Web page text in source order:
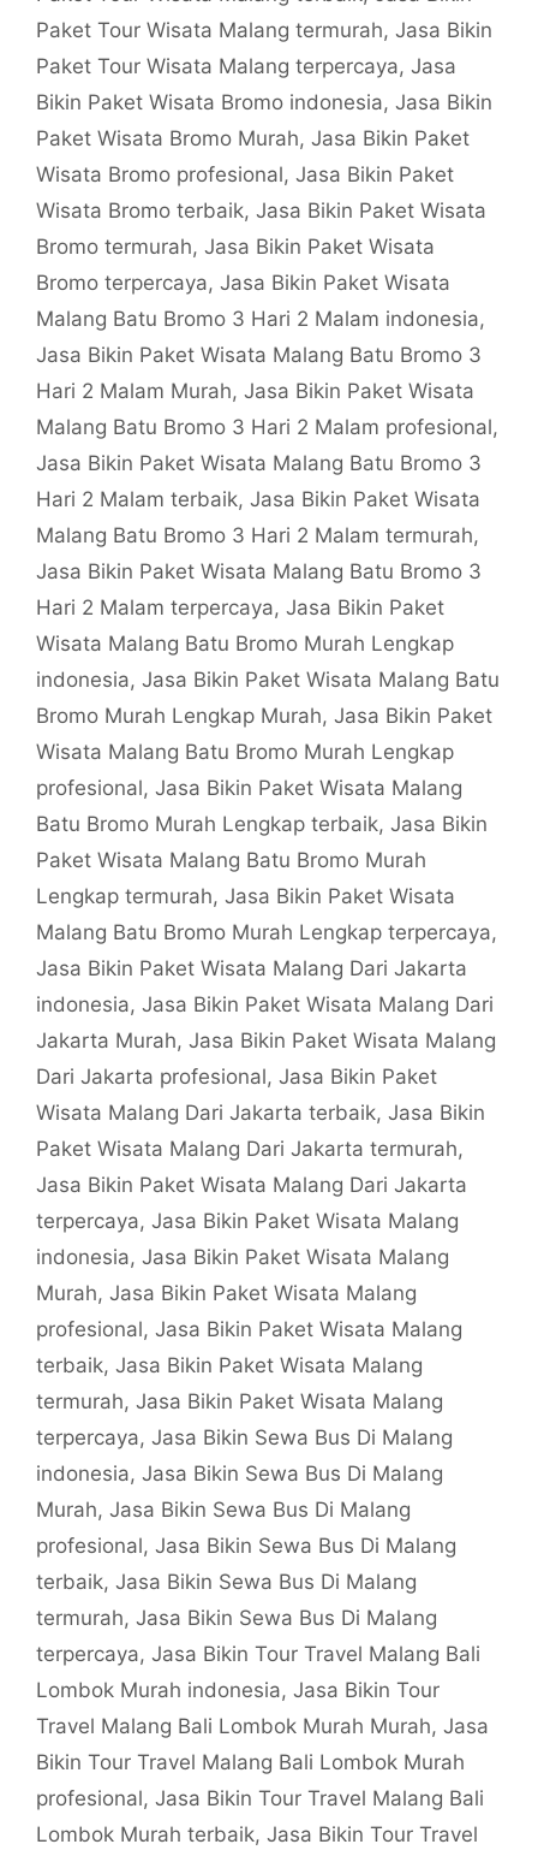
Paket Tour Wisata Malang termurah, Jasa Bikin
Paket Tour Wisata Malang terpercaya, Jasa
Bikin Paket Wisata Bromo indonesia, Jasa Bikin
Paket Wisata Bromo Murah, Jasa Bikin Paket
Wisata Bromo profesional, Jasa Bikin Paket
Wisata Bromo terbaik, Jasa Bikin Paket Wisata
Bromo termurah, Jasa Bikin Paket Wisata
Bromo terpercaya, Jasa Bikin Paket Wisata
Malang Batu Bromo 3 Hari 2 Malam indonesia,
Jasa Bikin Paket Wisata Malang Batu Bromo 3
Hari 2 Malam Murah, Jasa Bikin Paket Wisata
Malang Batu Bromo 3 Hari 2 Malam profesional,
Jasa Bikin Paket Wisata Malang Batu Bromo 3
Hari 2 Malam terbaik, Jasa Bikin Paket Wisata
Malang Batu Bromo 3 Hari 2 Malam termurah,
Jasa Bikin Paket Wisata Malang Batu Bromo 3
Hari 2 Malam terpercaya, Jasa Bikin Paket
Wisata Malang Batu Bromo Murah Lengkap
indonesia, Jasa Bikin Paket Wisata Malang Batu
Bromo Murah Lengkap Murah, Jasa Bikin Paket
Wisata Malang Batu Bromo Murah Lengkap
profesional, Jasa Bikin Paket Wisata Malang
Batu Bromo Murah Lengkap terbaik, Jasa Bikin
Paket Wisata Malang Batu Bromo Murah
Lengkap termurah, Jasa Bikin Paket Wisata
Malang Batu Bromo Murah Lengkap terpercaya,
Jasa Bikin Paket Wisata Malang Dari Jakarta
indonesia, Jasa Bikin Paket Wisata Malang Dari
Jakarta Murah, Jasa Bikin Paket Wisata Malang
Dari Jakarta profesional, Jasa Bikin Paket
Wisata Malang Dari Jakarta terbaik, Jasa Bikin
Paket Wisata Malang Dari Jakarta termurah,
Jasa Bikin Paket Wisata Malang Dari Jakarta
terpercaya, Jasa Bikin Paket Wisata Malang
indonesia, Jasa Bikin Paket Wisata Malang
Murah, Jasa Bikin Paket Wisata Malang
profesional, Jasa Bikin Paket Wisata Malang
terbaik, Jasa Bikin Paket Wisata Malang
termurah, Jasa Bikin Paket Wisata Malang
terpercaya, Jasa Bikin Sewa Bus Di Malang
indonesia, Jasa Bikin Sewa Bus Di Malang
Murah, Jasa Bikin Sewa Bus Di Malang
profesional, Jasa Bikin Sewa Bus Di Malang
terbaik, Jasa Bikin Sewa Bus Di Malang
termurah, Jasa Bikin Sewa Bus Di Malang
terpercaya, Jasa Bikin Tour Travel Malang Bali
Lombok Murah indonesia, Jasa Bikin Tour
Travel Malang Bali Lombok Murah Murah, Jasa
Bikin Tour Travel Malang Bali Lombok Murah
profesional, Jasa Bikin Tour Travel Malang Bali
Lombok Murah terbaik, Jasa Bikin Tour Travel